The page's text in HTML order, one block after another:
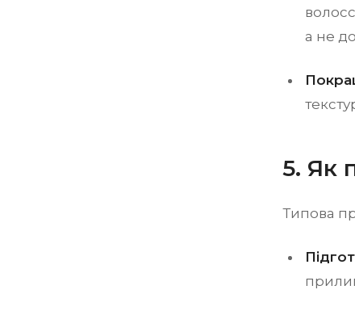
а не
5. Як
Типова